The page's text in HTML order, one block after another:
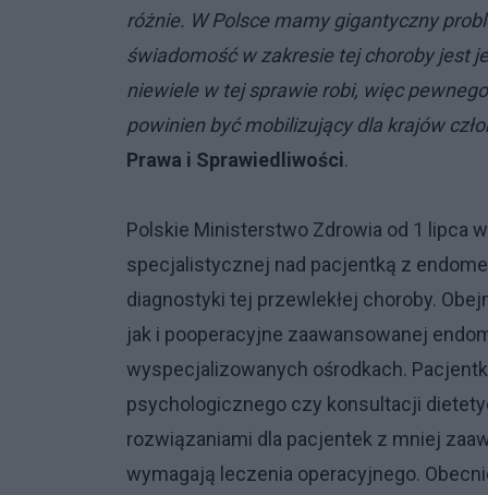
różnie. W Polsce mamy gigantyczny
świadomość w zakresie tej choroby jest
niewiele w tej sprawie robi, więc
powinien być mobilizujący dla krajów
Prawa i Sprawiedliwości.
Polskie Ministerstwo Zdrowia od 1 lipca
specjalistycznej nad pacjentką z
diagnostyki tej przewlekłej choroby.
jak i pooperacyjne zaawansowanej
wyspecjalizowanych ośrodkach.
psychologicznego czy konsultacji
rozwiązaniami dla pacjentek z mniej
wymagają leczenia operacyjnego.